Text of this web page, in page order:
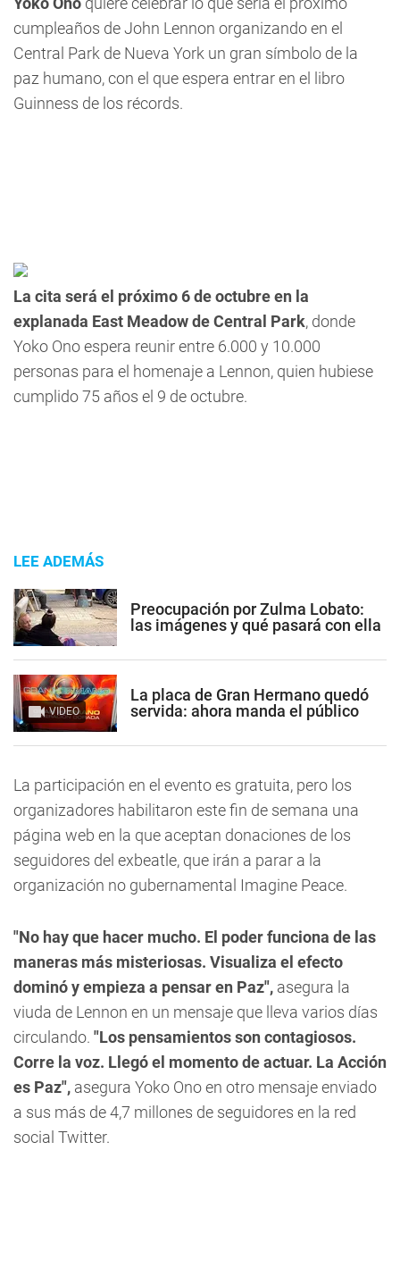
cumpleaños de John Lennon organizando en el
Central Park de Nueva York un gran símbolo de la
paz humano, con el que espera entrar en el libro
Guinness de los récords.
La cita será el próximo 6 de octubre en la
explanada East Meadow de Central Park, donde
Yoko Ono espera reunir entre 6.000 y 10.000
personas para el homenaje a Lennon, quien hubiese
cumplido 75 años el 9 de octubre.
LEE ADEMÁS
Preocupación por Zulma Lobato:
las imágenes y qué pasará con ella
VIDEO
La placa de Gran Hermano quedó
servida: ahora manda el público
La participación en el evento es gratuita, pero los
organizadores habilitaron este fin de semana una
página web en la que aceptan donaciones de los
seguidores del exbeatle, que irán a parar a la
organización no gubernamental Imagine Peace.
"No hay que hacer mucho. El poder funciona de las
maneras más misteriosas. Visualiza el efecto
dominó y empieza a pensar en Paz", asegura la
viuda de Lennon en un mensaje que lleva varios días
circulando. "Los pensamientos son contagiosos.
Corre la voz. Llegó el momento de actuar. La Acción
es Paz", asegura Yoko Ono en otro mensaje enviado
a sus más de 4,7 millones de seguidores en la red
social Twitter.